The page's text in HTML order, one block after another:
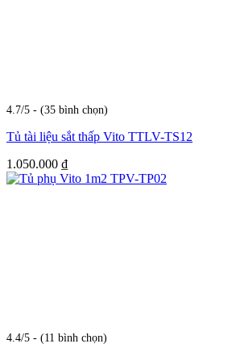
4.7/5 - (35 bình chọn)
Tủ tài liệu sắt thấp Vito TTLV-TS12
1.050.000 ₫
4.4/5 - (11 bình chọn)